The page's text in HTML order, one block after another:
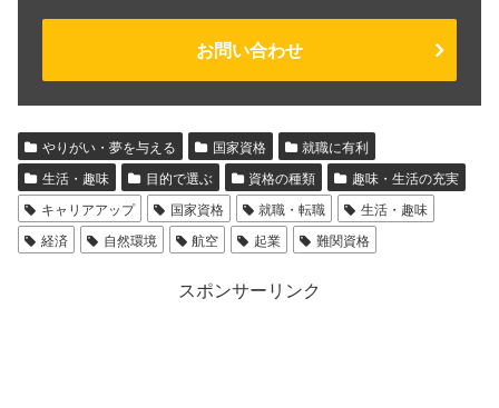
お問い合わせ
やりがい・夢を与える 国家資格
就職に有利
生活・趣味
目的で選ぶ 資格の種類
趣味・生活の充実
キャリアアップ
国家資格 就職・転職
生活・趣味
経済
自然環境 航空 起業 難関資格
スポンサーリンク